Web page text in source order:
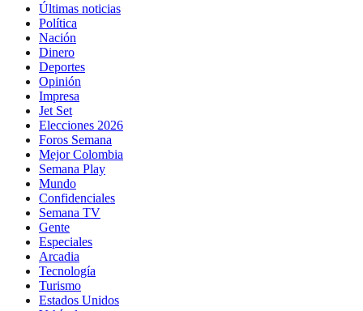
Últimas noticias
Política
Nación
Dinero
Deportes
Opinión
Impresa
Jet Set
Elecciones 2026
Foros Semana
Mejor Colombia
Semana Play
Mundo
Confidenciales
Semana TV
Gente
Especiales
Arcadia
Tecnología
Turismo
Estados Unidos